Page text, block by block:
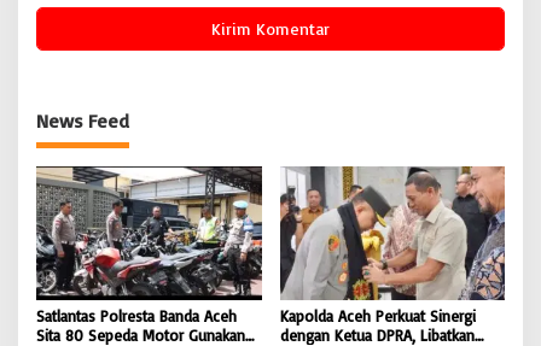
News Feed
Satlantas Polresta Banda Aceh
Sita 80 Sepeda Motor Gunakan
Kapolda Aceh Perkuat Sinergi
dengan Ketua DPRA, Libatkan